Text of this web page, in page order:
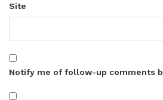
Site
Notify me of follow-up comments